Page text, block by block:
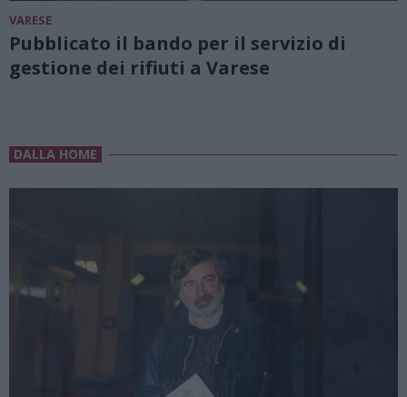
VARESE
Pubblicato il bando per il servizio di
gestione dei rifiuti a Varese
DALLA HOME